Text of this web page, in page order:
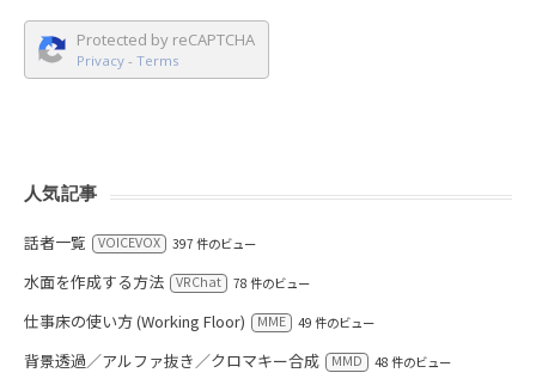
Protected by reCAPTCHA
Privacy - Terms
人気記事
話者一覧 VOICEVOX 397 件のビュー
水面を作成する方法 VRChat 78 件のビュー
仕事床の使い方 (Working Floor) MME 49 件のビュー
背景透過／アルファ抜き／クロマキー合成 MMD 48 件のビュー